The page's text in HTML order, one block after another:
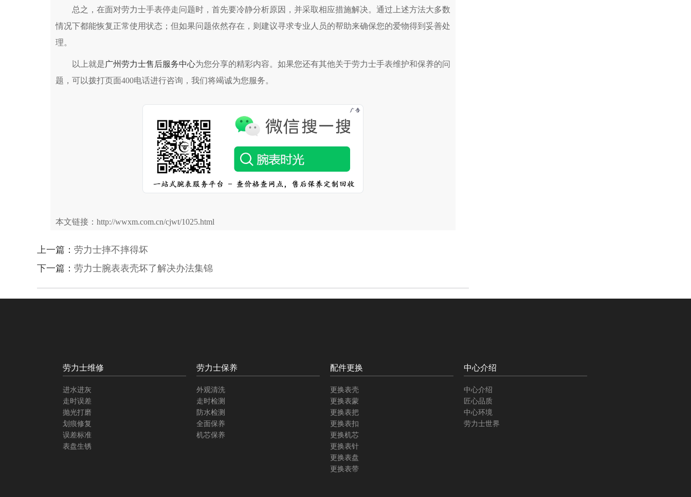
总之，在面对劳力士手表停走问题时，首先要冷静分析原因，并采取相应措施解决。通过上述方法大多数
情况下都能恢复正常使用状态；但如果问题依然存在，则建议寻求专业人员的帮助来确保您的爱物得到妥善处
理。
以上就是广州劳力士售后服务中心为您分享的精彩内容。如果您还有其他关于劳力士手表维护和保养的问
题，可以拨打页面400电话进行咨询，我们将竭诚为您服务。
本文链接：http://wwxm.com.cn/cjwt/1025.html
上一篇： 劳力士摔不摔得坏
下一篇： 劳力士腕表表壳坏了解决办法集锦
劳力士维修
进水进灰
走时误差
抛光打磨
划痕修复
误差标准
表盘生锈
劳力士保养
外观清洗
走时检测
防水检测
全面保养
机芯保养
配件更换
更换表壳
更换表蒙
更换表把
更换表扣
更换机芯
更换表针
更换表盘
更换表带
中心介绍
中心介绍
匠心品质
中心环境
劳力士世界